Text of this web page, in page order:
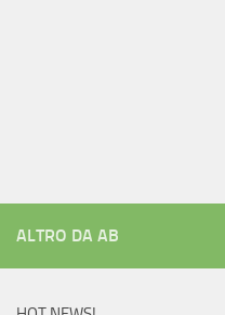
ALTRO DA AB